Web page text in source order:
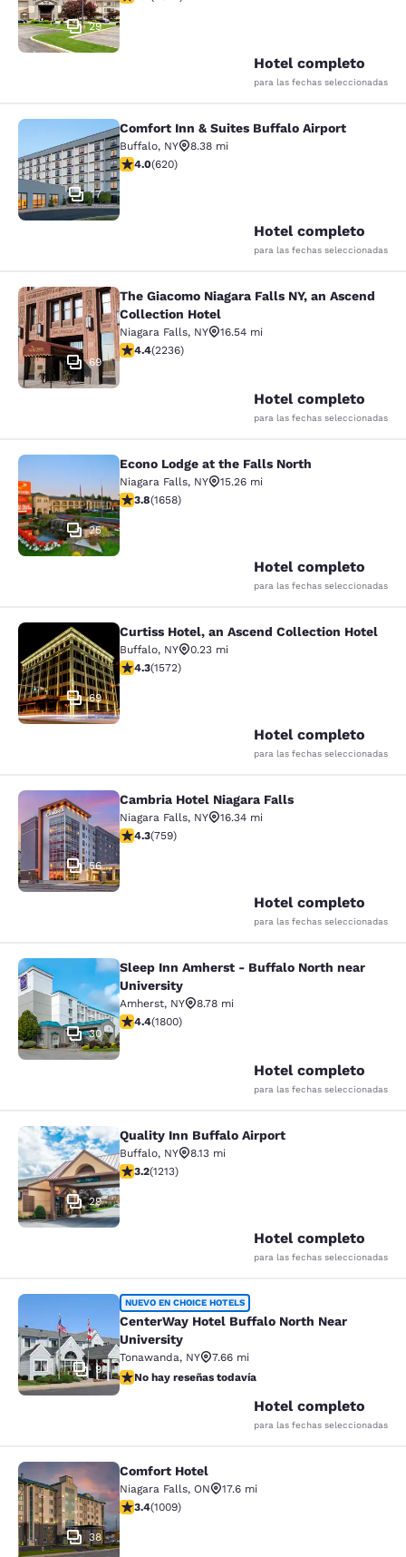
29
Hotel completo
para las fechas seleccionadas
Comfort Inn & Suites Buffalo Airport
17
Comfort Inn & Suites Buffalo Airport
Buffalo, NY
8.38 mi
calificación de 3.96 estrellas. Bueno. 620 reseñas
4.0(620)
Hotel completo
para las fechas seleccionadas
The Giacomo Niagara Falls NY, an
69
The Giacomo Niagara Falls NY, an Ascend
Collection Hotel
Niagara Falls, NY
16.54 mi
calificación de 4.37 estrellas. Excelente. 2236 reseñas
4.4(2236)
Hotel completo
para las fechas seleccionadas
Econo Lodge at the Falls North
25
Econo Lodge at the Falls North
Niagara Falls, NY
15.26 mi
calificación de 3.77 estrellas. Bueno. 1658 reseñas
3.8(1658)
Hotel completo
para las fechas seleccionadas
Curtiss Hotel, an Ascend Collection
69
Curtiss Hotel, an Ascend Collection Hotel
Buffalo, NY
0.23 mi
calificación de 4.32 estrellas. Excelente. 1572 reseñas
4.3(1572)
Hotel completo
para las fechas seleccionadas
Cambria Hotel Niagara Falls
56
Cambria Hotel Niagara Falls
Niagara Falls, NY
16.34 mi
calificación de 4.26 estrellas. Excelente. 759 reseñas
4.3(759)
Hotel completo
para las fechas seleccionadas
Sleep Inn Amherst - Buffalo North
30
Sleep Inn Amherst - Buffalo North near
University
Amherst, NY
8.78 mi
calificación de 4.38 estrellas. Excelente. 1800 reseñas
4.4(1800)
Hotel completo
para las fechas seleccionadas
Quality Inn Buffalo Airport
29
Quality Inn Buffalo Airport
Buffalo, NY
8.13 mi
calificación de 3.2 estrellas. Bueno. 1213 reseñas
3.2(1213)
Hotel completo
para las fechas seleccionadas
CenterWay Hotel Buffalo North
9
NUEVO EN CHOICE HOTELS
CenterWay Hotel Buffalo North Near
University
Tonawanda, NY
7.66 mi
No hay reseñas todavía
No hay reseñas todavía
Hotel completo
para las fechas seleccionadas
Comfort Hotel
38
Comfort Hotel
Niagara Falls, ON
17.6 mi
calificación de 3.4 estrellas. Bueno. 1009 reseñas
3.4(1009)